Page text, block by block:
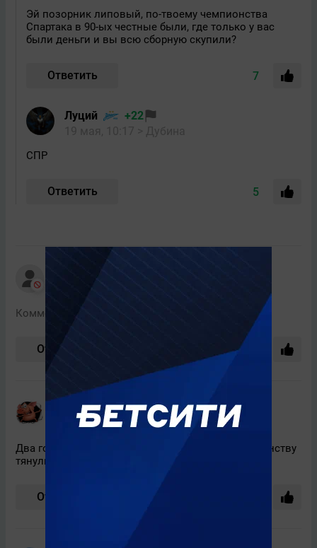
Эй позорник липовый, по-твоему чемпионства
Спартака в 90-ых честные были, где только у вас
были деньги и вы всю сборную скупили?
Ответить 7
Луций
+22
СПР
Ответить 5
19 мая, 09:51
Комментарий скрыт модератором
Ответить
ziborock
+13850
19 мая, 09:47
Два года "репку" из болота к юбилейному чемпионству
тянули!)
Ответить